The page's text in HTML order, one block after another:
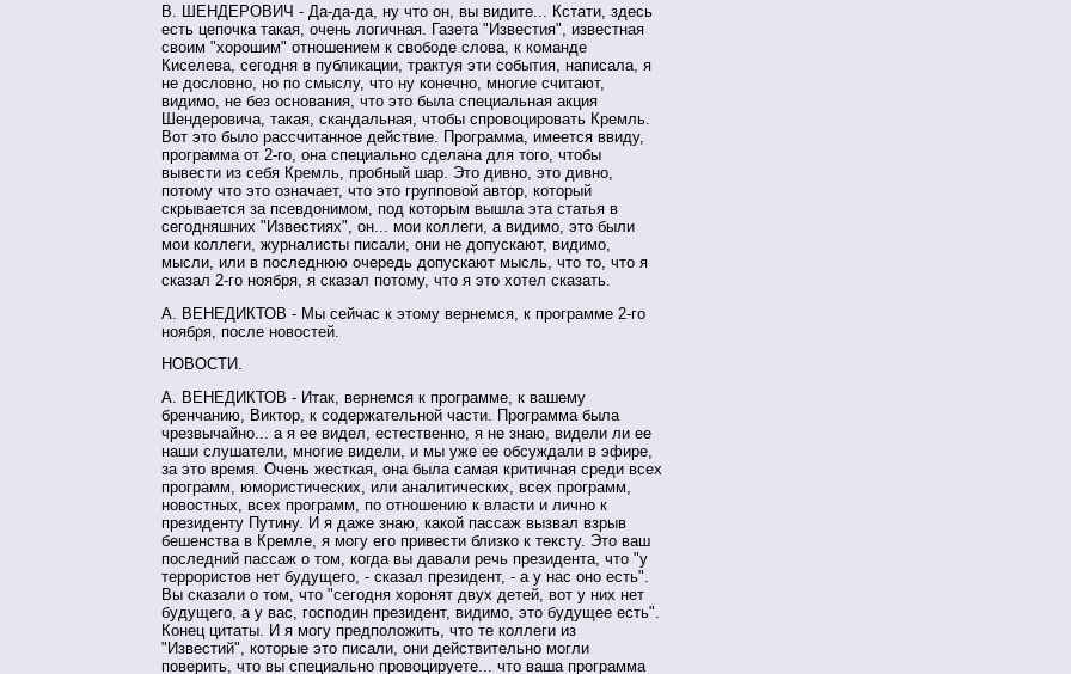
В. ШЕНДЕРОВИЧ - Да-да-да, ну что он, вы видите... Кстати, здесь
есть цепочка такая, очень логичная. Газета "Известия", известная
своим "хорошим" отношением к свободе слова, к команде
Киселева, сегодня в публикации, трактуя эти события, написала, я
не дословно, но по смыслу, что ну конечно, многие считают,
видимо, не без основания, что это была специальная акция
Шендеровича, такая, скандальная, чтобы спровоцировать Кремль.
Вот это было рассчитанное действие. Программа, имеется ввиду,
программа от 2-го, она специально сделана для того, чтобы
вывести из себя Кремль, пробный шар. Это дивно, это дивно,
потому что это означает, что это групповой автор, который
скрывается за псевдонимом, под которым вышла эта статья в
сегодняшних "Известиях", он... мои коллеги, а видимо, это были
мои коллеги, журналисты писали, они не допускают, видимо,
мысли, или в последнюю очередь допускают мысль, что то, что я
сказал 2-го ноября, я сказал потому, что я это хотел сказать.
А. ВЕНЕДИКТОВ - Мы сейчас к этому вернемся, к программе 2-го
ноября, после новостей.
НОВОСТИ.
А. ВЕНЕДИКТОВ - Итак, вернемся к программе, к вашему
бренчанию, Виктор, к содержательной части. Программа была
чрезвычайно... а я ее видел, естественно, я не знаю, видели ли ее
наши слушатели, многие видели, и мы уже ее обсуждали в эфире,
за это время. Очень жесткая, она была самая критичная среди всех
программ, юмористических, или аналитических, всех программ,
новостных, всех программ, по отношению к власти и лично к
президенту Путину. И я даже знаю, какой пассаж вызвал взрыв
бешенства в Кремле, я могу его привести близко к тексту. Это ваш
последний пассаж о том, когда вы давали речь президента, что "у
террористов нет будущего, - сказал президент, - а у нас оно есть".
Вы сказали о том, что "сегодня хоронят двух детей, вот у них нет
будущего, а у вас, господин президент, видимо, это будущее есть".
Конец цитаты. И я могу предположить, что те коллеги из
"Известий", которые это писали, они действительно могли
поверить, что вы специально провоцируете... что ваша программа